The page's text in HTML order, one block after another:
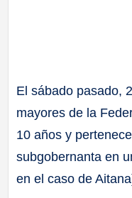
El sábado pasado,
mayores de la
10 años y
subgobernanta en
en el caso de